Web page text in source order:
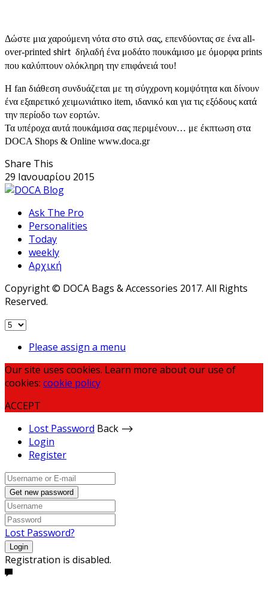
Δώστε μια χαρούμενη νότα στο στιλ σας, επενδύοντας σε ένα all-
over-printed shirt δηλαδή ένα μοδάτο πουκάμισο με όμορφα prints
που καλύπτουν ολόκληρη την επιφάνειά του!
Η fan διάθεση συνδυάζεται με τη σύγχρονη κομψότητα και δίνουν
ένα εξαιρετικό χειμωνιάτικο item, ιδανικό και για τις εξόδους κατά
την περίοδο των εορτών.
Τα υπέροχα αυτά πουκάμισα σας περιμένουν… με έκπτωση στα
DOCA Shops & Online www.doca.gr
Share This
29 Ιανουαρίου 2015
Ask The Pro
Personalities
Today
weekly
Αρχική
Copyright © DOCA Bags & Accessories 2017. All Rights
Reserved.
Please assign a menu
Our site uses cookies. Learn more about our use of
cookies: cookie policy
ACCEPT
Lost Password Back ⟶
Login
Register
Get new password
Lost Password?
Login
Registration is disabled.